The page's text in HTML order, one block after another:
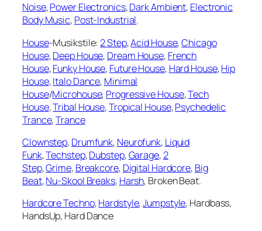
Noise,Power Electronics,Dark Ambient, Electronic
Body Music, Post-Industrial.
House-Musikstile:2 Step,Acid House,Chicago
House,Deep House, Dream House, French
House,Funky House, Future House, Hard House,Hip
House,Italo Dance, Minimal
House/Microhouse, Progressive House,Tech
House,Tribal House,Tropical House,Psychedelic
Trance,Trance
Clownstep, Drumfunk, Neurofunk, Liquid
Funk,Techstep,Dubstep,Garage,2
Step,Grime, Breakcore, Digital Hardcore, Big
Beat,Nu-Skool Breaks, Harsh, Broken Beat.
Hardcore Techno,Hardstyle,Jumpstyle, Hardbass,
HandsUp, Hard Dance